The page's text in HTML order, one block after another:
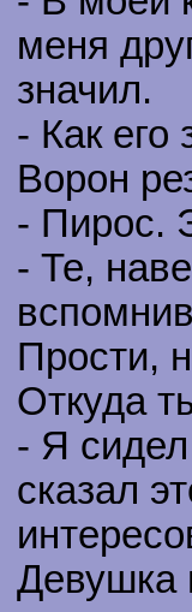
меня
значил.
- Как его
Ворон
- Пирос.
- Те,
Прости,
Откуда
- Я
сказал
Девушка